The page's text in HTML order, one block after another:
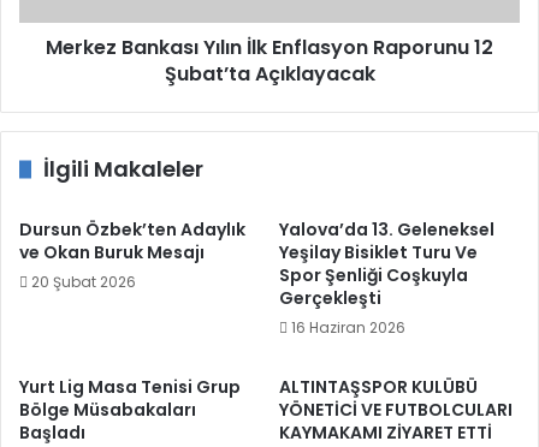
Açıklayacak
Merkez Bankası Yılın İlk Enflasyon Raporunu 12
Şubat’ta Açıklayacak
İlgili Makaleler
Dursun Özbek’ten Adaylık
ve Okan Buruk Mesajı
20 Şubat 2026
Yalova’da 13. Geleneksel
Yeşilay Bisiklet Turu Ve
Spor Şenliği Coşkuyla
Gerçekleşti
16 Haziran 2026
Yurt Lig Masa Tenisi Grup
Bölge Müsabakaları
Başladı
ALTINTAŞSPOR KULÜBÜ
YÖNETİCİ VE FUTBOLCULARI
KAYMAKAMI ZİYARET ETTİ